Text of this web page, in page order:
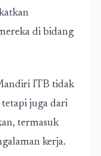
di bidang
ITB tidak
juga dari
termasuk
kerja.